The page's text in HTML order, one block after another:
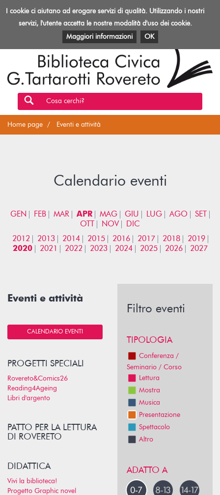
Toggle
Biblioteca
Rovereto
EVENTI E ATTIVITÀ PATRIMONIO E RISORSE
Cosa cerchi?
Home page Eventi e attività
Calendario eventi
GEN FEB MAR APR MAG GIU LUG AGO
SET
OTT
NOV
DIC
2012
2013 2014 2015 2016 2017 2018
2019
2020
2021 2022 2023 2024 2025 2026 2027
Eventi e attività
CALENDARIO EVENTI
PROGETTI SPECIALI
Rovereto&Comics26
Reading4Ageing
Libri d'argento
PATTO PER LA LETTURA
DI ROVERETO
DIDATTICA
Vivi la biblioteca!
Progetto Graphic novel
Filtro eventi
TIPOLOGIA
Conferenza /
Seminario / Corso
Lettura
Mostra
Musica
Presentazione
Spettacolo
Altro
ADATTO A
I cookie ci aiutano ad erogare servizi di qualità. Utilizzando i nostri
servizi, l'utente accetta le nostre modalità d'uso dei cookie.
Maggiori informazioni
OK